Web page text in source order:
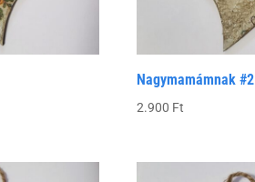
Nagymamámnak #2
2.900 Ft